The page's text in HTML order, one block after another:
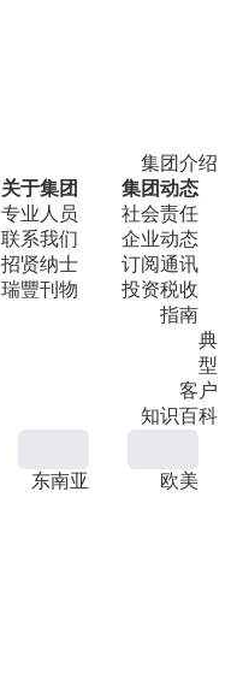
集团介绍
关于集团
专业人员
联系我们
招贤纳士
瑞豐刊物
集团动态
社会责任
企业动态
订阅通讯
投资税收
指南
典
型
客户
知识百科
东南亚 欧美